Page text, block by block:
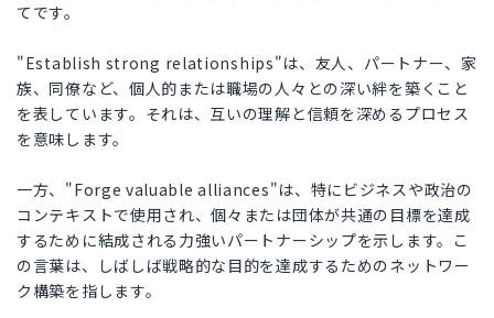
てです。
"Establish strong relationships"は、友人、パートナー、家
族、同僚など、個人的または職場の人々との深い絆を築くこと
を表しています。それは、互いの理解と信頼を深めるプロセス
を意味します。
一方、"Forge valuable alliances"は、特にビジネスや政治の
コンテキストで使用され、個々または団体が共通の目標を達成
するために結成される力強いパートナーシップを示します。こ
の言葉は、しばしば戦略的な目的を達成するためのネットワー
ク構築を指します。